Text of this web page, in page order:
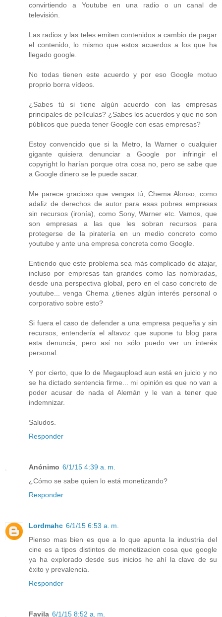
convirtiendo a Youtube en una radio o un canal de
televisión.
Las radios y las teles emiten contenidos a cambio de pagar
el contenido, lo mismo que estos acuerdos a los que ha
llegado google.
No todas tienen este acuerdo y por eso Google motuo
proprio borra vídeos.
¿Sabes tú si tiene algún acuerdo con las empresas
principales de películas? ¿Sabes los acuerdos y que no son
públicos que pueda tener Google con esas empresas?
Estoy convencido que si la Metro, la Warner o cualquier
gigante quisiera denunciar a Google por infringir el
copyright lo harían porque otra cosa no, pero se sabe que
a Google dinero se le puede sacar.
Me parece gracioso que vengas tú, Chema Alonso, como
adaliz de derechos de autor para esas pobres empresas
sin recursos (ironía), como Sony, Warner etc. Vamos, que
son empresas a las que les sobran recursos para
protegerse de la piratería en un medio concreto como
youtube y ante una empresa concreta como Google.
Entiendo que este problema sea más complicado de atajar,
incluso por empresas tan grandes como las nombradas,
desde una perspectiva global, pero en el caso concreto de
youtube... venga Chema ¿tienes algún interés personal o
corporativo sobre esto?
Si fuera el caso de defender a una empresa pequeña y sin
recursos, entendería el altavoz que supone tu blog para
esta denuncia, pero así no sólo puedo ver un interés
personal.
Y por cierto, que lo de Megaupload aun está en juicio y no
se ha dictado sentencia firme... mi opinión es que no van a
poder acusar de nada el Alemán y le van a tener que
indemnizar.
Saludos.
Responder
Anónimo 6/1/15 4:39 a. m.
¿Cómo se sabe quien lo está monetizando?
Responder
Lordmahc 6/1/15 6:53 a. m.
Pienso mas bien es que a lo que apunta la industria del
cine es a tipos distintos de monetizacion cosa que google
ya ha explorado desde sus inicios he ahí la clave de su
éxito y prevalencia.
Responder
Favila 6/1/15 8:52 a. m.